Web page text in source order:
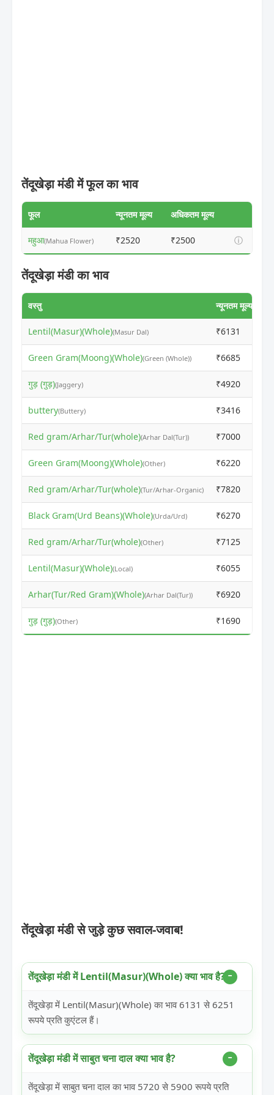
तेंदूखेड़ा मंडी में फूल का भाव
फूल न्यूनतम मूल्य अधिकतम मूल्य
महुआ(Mahua Flower) ₹2520 ₹2500 ⓘ
तेंदूखेड़ा मंडी का भाव
वस्तु न्यूनतम मूल्य
Lentil(Masur)(Whole)(Masur Dal) ₹6131
Green Gram(Moong)(Whole)(Green (Whole)) ₹6685
गुड़ (गुड़)(Jaggery) ₹4920
buttery(Buttery) ₹3416
Red gram/Arhar/Tur(whole)(Arhar Dal(Tur)) ₹7000
Green Gram(Moong)(Whole)(Other) ₹6220
Red gram/Arhar/Tur(whole)(Tur/Arhar-Organic) ₹7820
Black Gram(Urd Beans)(Whole)(Urda/Urd) ₹6270
Red gram/Arhar/Tur(whole)(Other) ₹7125
Lentil(Masur)(Whole)(Local) ₹6055
Arhar(Tur/Red Gram)(Whole)(Arhar Dal(Tur)) ₹6920
गुड़ (गुड़)(Other) ₹1690
तेंदूखेड़ा मंडी से जुड़े कुछ सवाल-जवाब!
तेंदूखेड़ा मंडी में Lentil(Masur)(Whole) क्या भाव है?
तेंदूखेड़ा में Lentil(Masur)(Whole) का भाव 6131 से 6251
रूपये प्रति कुएंटल हैं।
तेंदूखेड़ा मंडी में साबुत चना दाल क्या भाव है?
तेंदूखेड़ा में साबुत चना दाल का भाव 5720 से 5900 रूपये प्रति